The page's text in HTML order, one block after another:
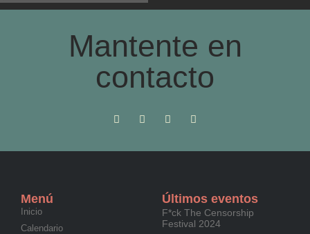
Mantente en
contacto
Menú
Inicio
Calendario
Últimos eventos
F*ck The Censorship
Festival 2024